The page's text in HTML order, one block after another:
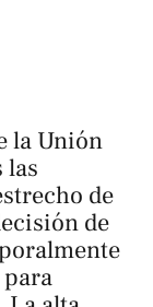
la Unión
las
de
de